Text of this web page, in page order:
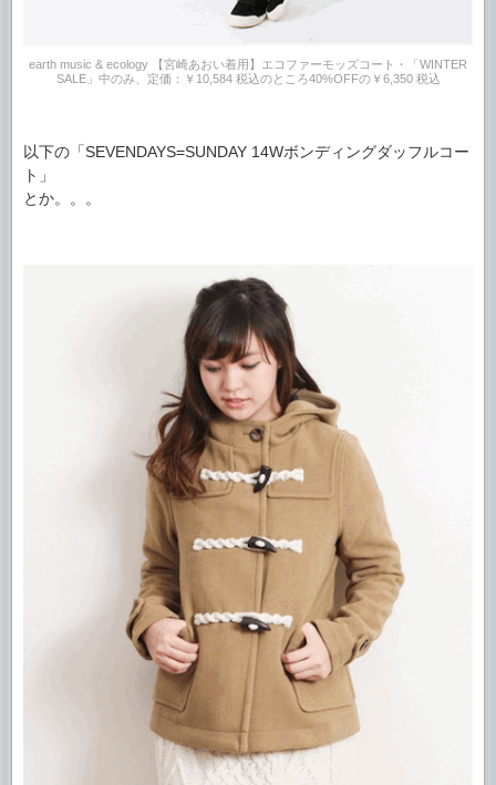
earth music & ecology 【宮崎あおい着用】エコファーモッズコート・「WINTER
SALE」中のみ、定価：￥10,584 税込のところ40%OFFの￥6,350 税込
以下の「SEVENDAYS=SUNDAY 14Wボンディングダッフルコー
ト」
とか。。。